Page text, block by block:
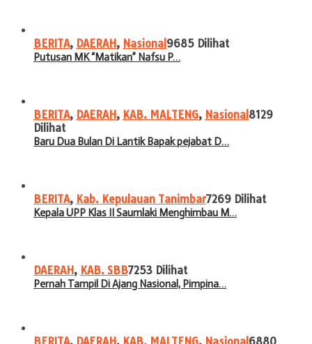
BERITA, DAERAH, Nasional 9685 Dilihat
Putusan MK “Matikan” Nafsu P…
BERITA, DAERAH, KAB. MALTENG, Nasional 8129
Dilihat
Baru Dua Bulan Di Lantik Bapak pejabat D…
BERITA, Kab. Kepulauan Tanimbar7269 Dilihat
Kepala UPP Klas II Saumlaki Menghimbau M…
DAERAH, KAB. SBB7253 Dilihat
Pernah Tampil Di Ajang Nasional, Pimpina…